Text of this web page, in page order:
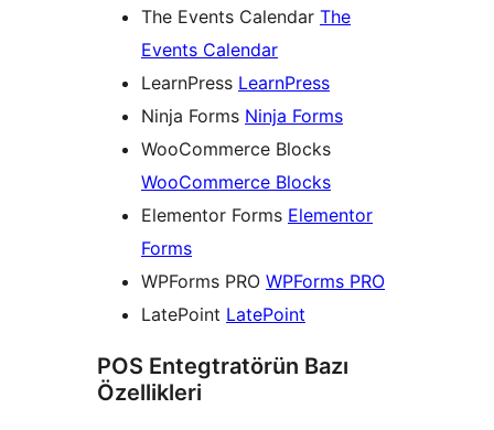
The Events Calendar The
Events Calendar
LearnPress LearnPress
Ninja Forms Ninja Forms
WooCommerce Blocks
WooCommerce Blocks
Elementor Forms Elementor
Forms
WPForms PRO WPForms PRO
LatePoint LatePoint
POS Entegtratörün Bazı
Özellikleri